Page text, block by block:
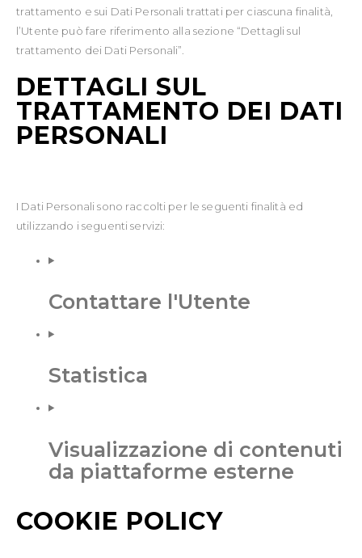
trattamento e sui Dati Personali trattati per ciascuna finalità,
l’Utente può fare riferimento alla sezione “Dettagli sul
trattamento dei Dati Personali”.
DETTAGLI SUL
TRATTAMENTO DEI DATI
PERSONALI
I Dati Personali sono raccolti per le seguenti finalità ed
utilizzando i seguenti servizi:
Contattare l'Utente
Statistica
Visualizzazione di contenuti
da piattaforme esterne
COOKIE POLICY